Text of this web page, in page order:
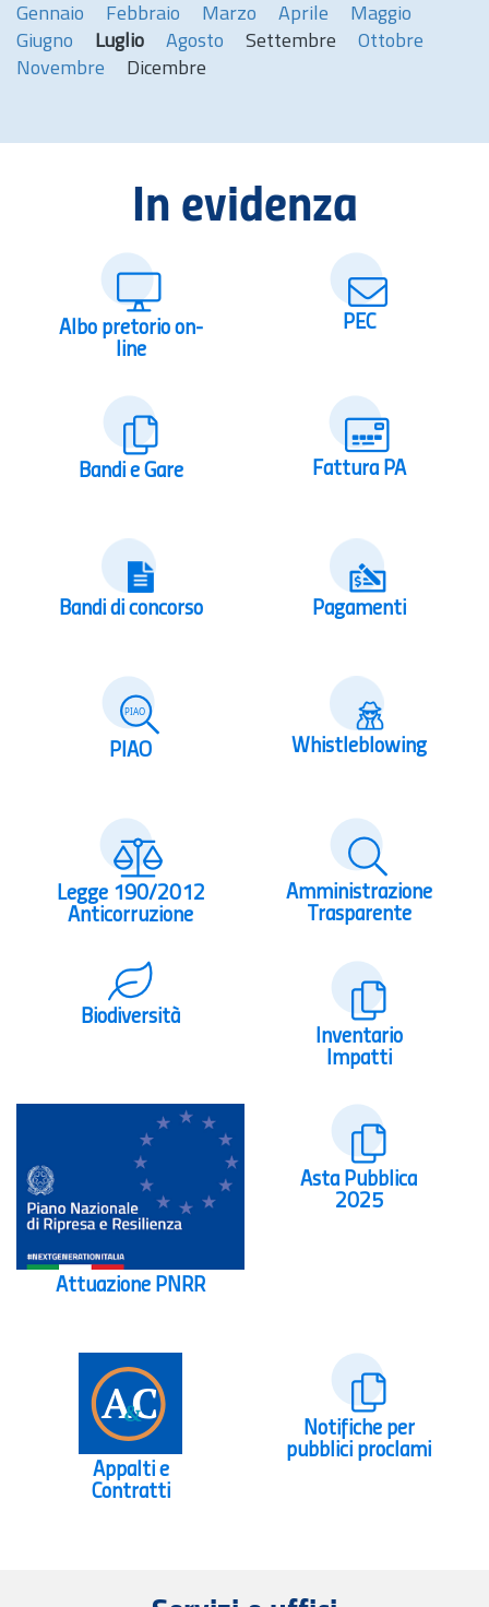
Gennaio
Febbraio Marzo Aprile
Maggio
Giugno
Luglio Agosto Settembre
Ottobre
Novembre
Dicembre
In evidenza
Albo pretorio on-
line
PEC
Bandi e Gare Fattura PA
Bandi di concorso Pagamenti
PIAO Whistleblowing
Legge 190/2012
Anticorruzione
Amministrazione
Trasparente
Biodiversità
Inventario
Impatti
Attuazione PNRR
Asta Pubblica
2025
Appalti e
Contratti
Notifiche per
pubblici proclami